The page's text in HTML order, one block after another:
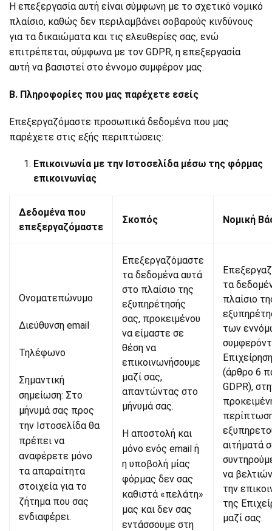
Η επεξεργασία αυτή είναι σύμφωνη με το σχετικό νομικό
πλαίσιο, καθώς δεν περιλαμβάνει σοβαρούς κινδύνους
για τα δικαιώματα και τις ελευθερίες σας, ενώ
επιτρέπεται, σύμφωνα με τον GDPR, η επεξεργασία
αυτή να βασιστεί στο έννομο συμφέρον μας.
Β. Πληροφορίες που μας παρέχετε εσείς
Επεξεργαζόμαστε προσωπικά δεδομένα που μας
παρέχετε στις εξής περιπτώσεις:
Επικοινωνία με την Ιστοσελίδα μέσω της φόρμας
επικοινωνίας
Δεδομένα που
επεξεργαζόμαστε
Σκοπός Νομική
Ονοματεπώνυμο
Διεύθυνση email
Τηλέφωνο
Σημαντική
σημείωση: Στο
μήνυμά σας προς
την Ιστοσελίδα θα
πρέπει να
αναφέρετε μόνο
τα απαραίτητα
στοιχεία για το
ζήτημα που σας
ενδιαφέρει.
Επεξεργαζόμαστε
τα δεδομένα αυτά
στο πλαίσιο της
εξυπηρέτησής
σας, προκειμένου
να είμαστε σε
θέση να
επικοινωνήσουμε
μαζί σας,
απαντώντας στο
μήνυμά σας.
Η αποστολή και
μόνο ενός email ή
η υποβολή μίας
φόρμας δεν σας
καθιστά «πελάτη»
μας και δεν σας
εντάσσουμε στη
τα
πλαίσιο
των
(άρθρο 6
GDPR),
αιτήματά
να
την
της
μαζί σας.